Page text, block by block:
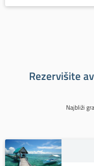
Rezervišite
Najbliži